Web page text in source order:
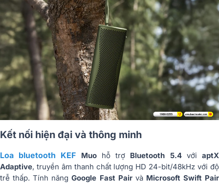
Kết nối hiện đại và thông minh
Loa bluetooth KEF Muohỗ trợ Bluetooth 5.4vớiaptX
Adaptive, truyền âm thanh chất lượng HD 24-bit/48kHz với độ
trễ thấp. Tính năngGoogle Fast Pairvà Microsoft Swift Pair